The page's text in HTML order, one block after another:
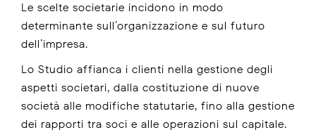
Le scelte societarie incidono in modo
determinante sull’organizzazione e sul futuro
dell’impresa.
Lo Studio affianca i clienti nella gestione degli
aspetti societari, dalla costituzione di nuove
società alle modifiche statutarie, fino alla gestione
dei rapporti tra soci e alle operazioni sul capitale.